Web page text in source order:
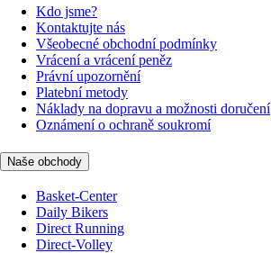
Kdo jsme?
Kontaktujte nás
Všeobecné obchodní podmínky
Vrácení a vrácení peněz
Právní upozornění
Platební metody
Náklady na dopravu a možnosti doručení
Oznámení o ochraně soukromí
Naše obchody
Basket-Center
Daily Bikers
Direct Running
Direct-Volley